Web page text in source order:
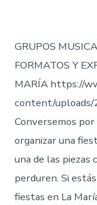
GRUPOS
FORMATOS Y
MARÍA https://
content/uploads/
Conversemos
organizar una
una de las piezas
perduren. Si
fiestas en La